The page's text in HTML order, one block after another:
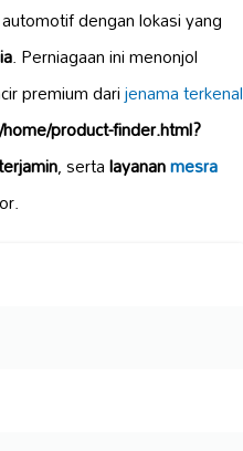
dengan lokasi yang
. Perniagaan ini menonjol
premium darijenama terkenal
product-finder.html?
, sertalayananmesra